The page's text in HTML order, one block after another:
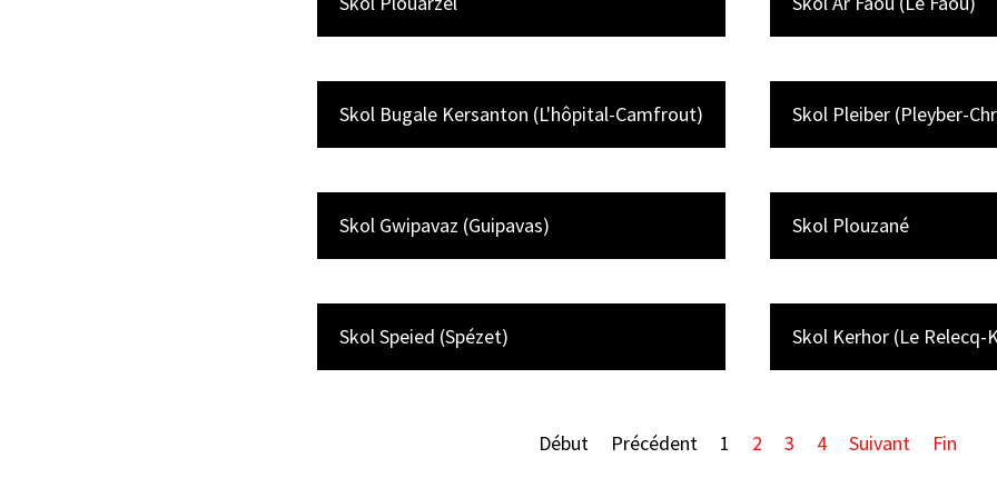
Skol Bugale Kersanton (L'hôpital-Camfrout) Skol Pleiber (Pleyber-
Skol Gwipavaz (Guipavas) Skol Plouzané
Skol Speied (Spézet) Skol Kerhor (Le Relecq-
Début Précédent 1 2 3 4 Suivant Fin